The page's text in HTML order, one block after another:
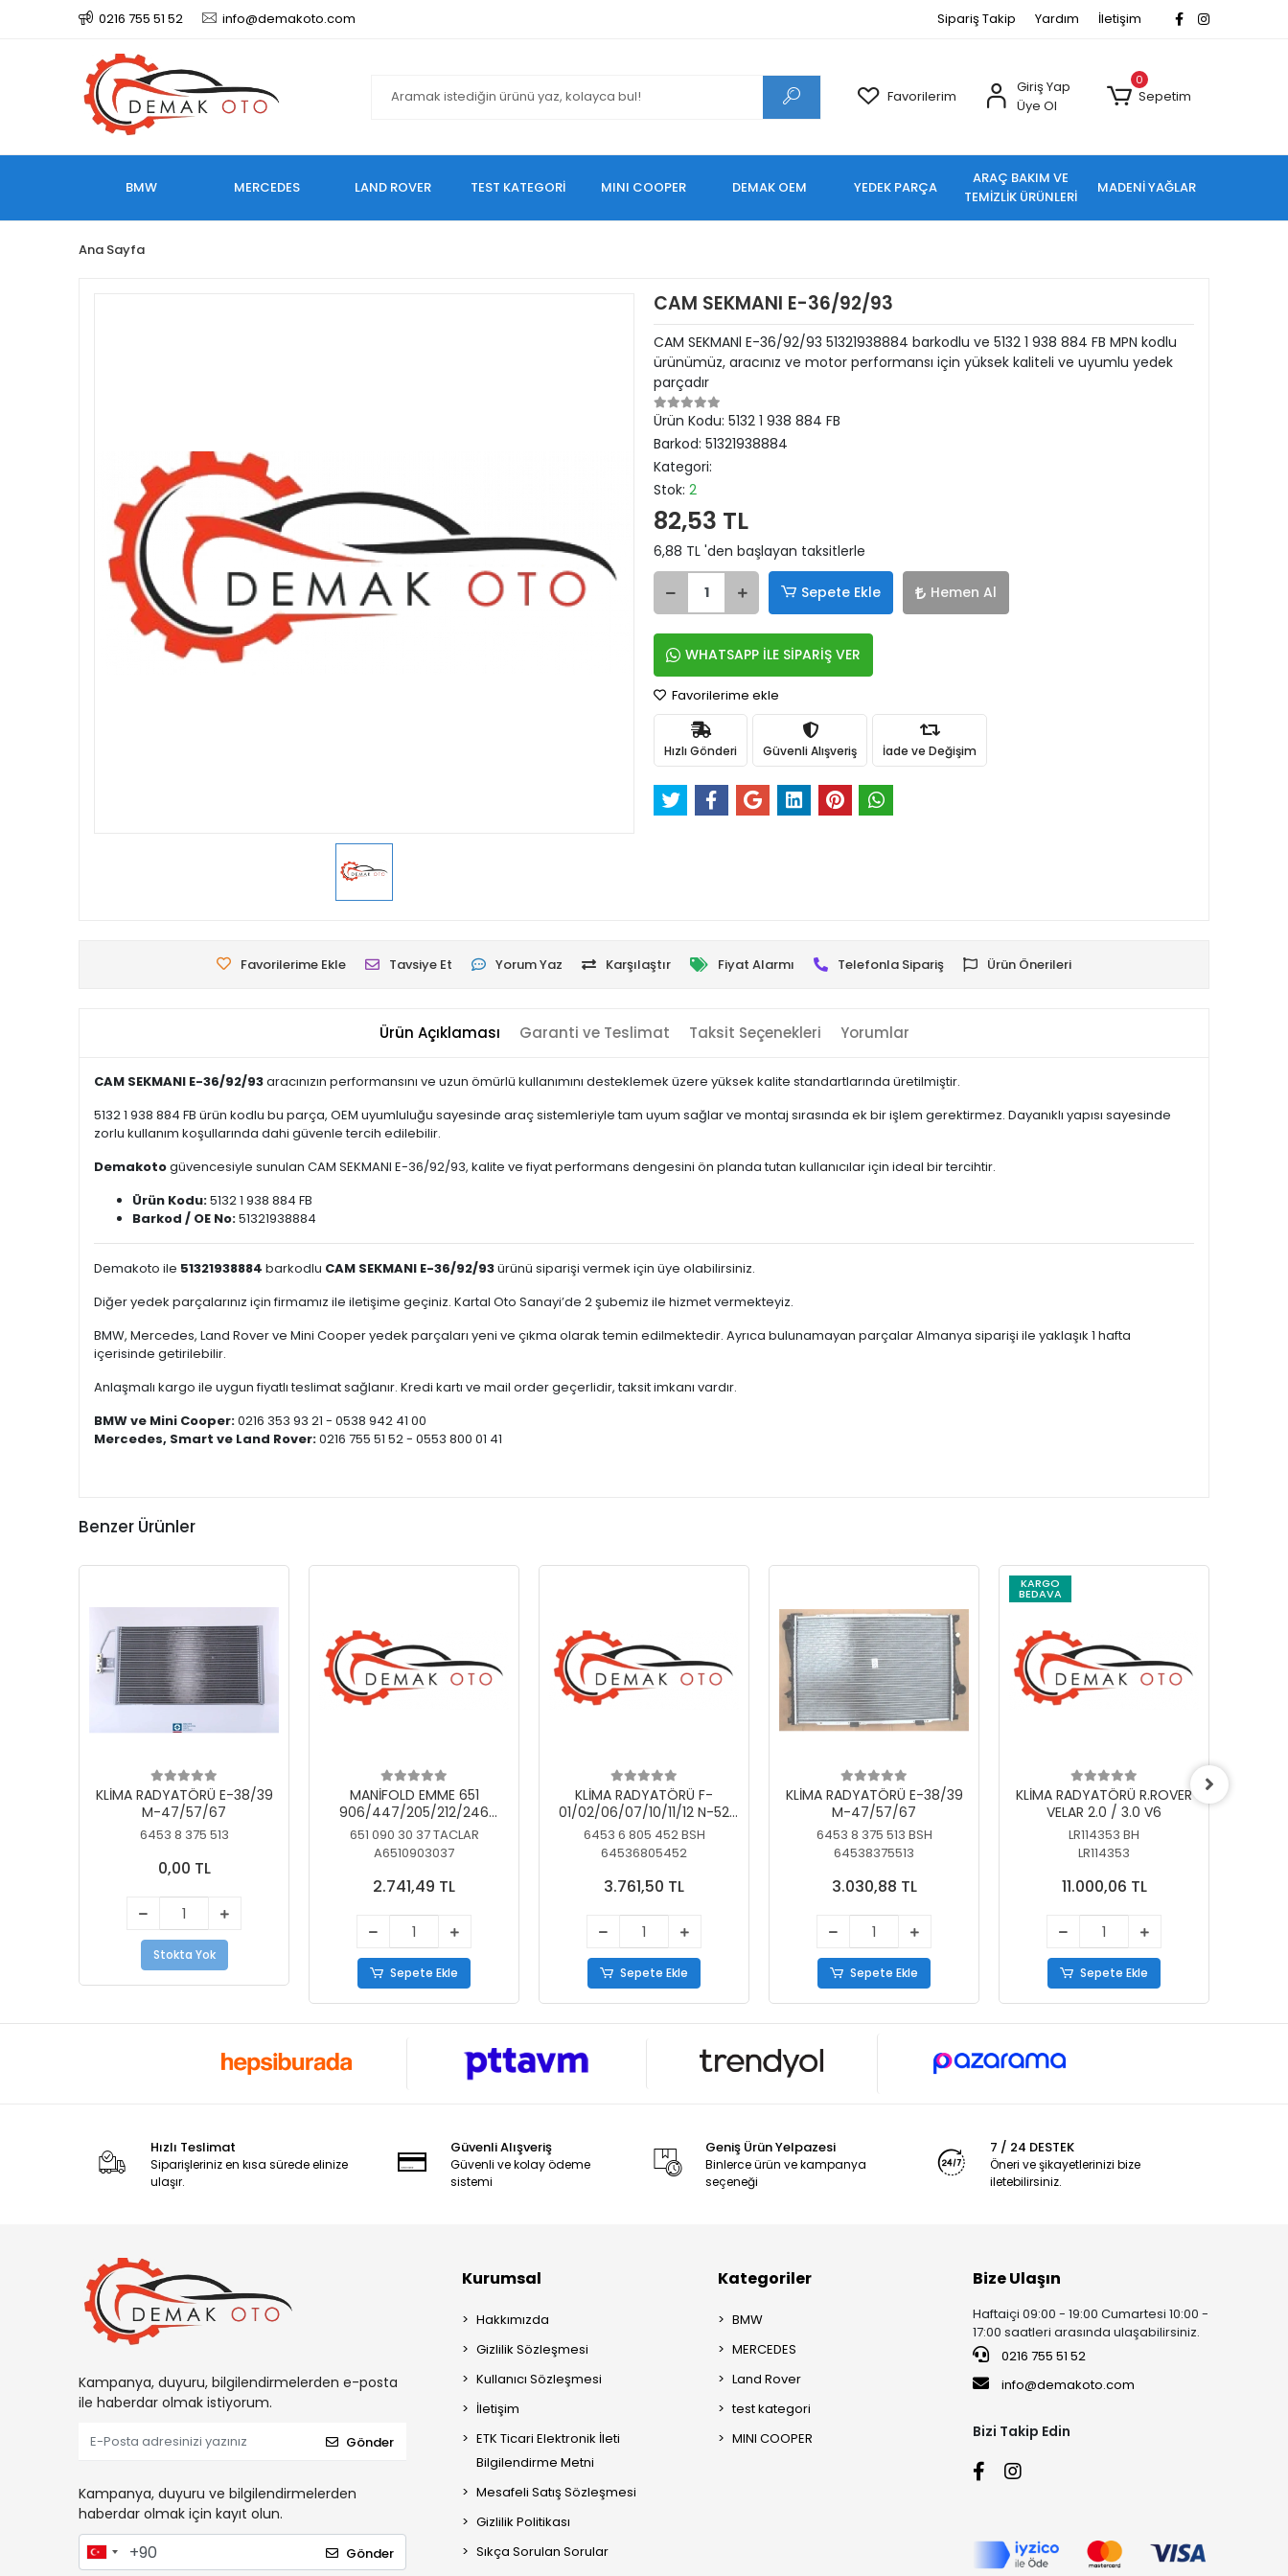
0216 755 51 52 info@demakoto.com Sipariş Takip Yardım İletişim
Favorilerim
Giriş Yap
Üye Ol
0
Sepetim
BMW MERCEDES LAND ROVER TEST KATEGORİ MINI COOPER DEMAK OEM YEDEK PARÇA
ARAÇ BAKIM VE
TEMİZLİK ÜRÜNLERİ
MADENİ YAĞLAR
Ana Sayfa
CAM SEKMANl E-36/92/93
CAM SEKMANl E-36/92/93 51321938884 barkodlu ve 5132 1 938 884 FB MPN kodlu
ürünümüz, aracınız ve motor performansı için yüksek kaliteli ve uyumlu yedek
parçadır
Ürün Kodu: 5132 1 938 884 FB
Barkod: 51321938884
Kategori:
Stok: 2
82,53 TL
6,88 TL 'den başlayan taksitlerle
Sepete Ekle Hemen Al
WHATSAPP İLE SİPARİŞ VER
Favorilerime ekle
Hızlı Gönderi Güvenli Alışveriş İade ve Değişim
Favorilerime Ekle Tavsiye Et Yorum Yaz Karşılaştır Fiyat Alarmı Telefonla Sipariş Ürün Önerileri
Ürün Açıklaması Garanti ve Teslimat Taksit Seçenekleri Yorumlar
CAM SEKMANl E-36/92/93aracınızın performansını ve uzun ömürlü kullanımını desteklemek üzere yüksek kalite standartlarında üretilmiştir.
5132 1 938 884 FB ürün kodlu bu parça, OEM uyumluluğu sayesinde araç sistemleriyle tam uyum sağlar ve montaj sırasında ek bir işlem gerektirmez. Dayanıklı yapısı sayesinde
zorlu kullanım koşullarında dahi güvenle tercih edilebilir.
Demakotogüvencesiyle sunulan CAM SEKMANl E-36/92/93, kalite ve fiyat performans dengesini ön planda tutan kullanıcılar için ideal bir tercihtir.
Ürün Kodu:5132 1 938 884 FB
Barkod / OE No:51321938884
Demakoto ile 51321938884 barkodlu CAM SEKMANl E-36/92/93ürünü siparişi vermek için üye olabilirsiniz.
Diğer yedek parçalarınız için firmamız ile iletişime geçiniz. Kartal Oto Sanayi’de 2 şubemiz ile hizmet vermekteyiz.
BMW, Mercedes, Land Rover ve Mini Cooper yedek parçaları yeni ve çıkma olarak temin edilmektedir. Ayrıca bulunamayan parçalar Almanya siparişi ile yaklaşık 1 hafta
içerisinde getirilebilir.
Anlaşmalı kargo ile uygun fiyatlı teslimat sağlanır. Kredi kartı ve mail order geçerlidir, taksit imkanı vardır.
BMW ve Mini Cooper:0216 353 93 21 - 0538 942 41 00
Mercedes, Smart ve Land Rover:0216 755 51 52 - 0553 800 01 41
Benzer Ürünler
KLİMA RADYATÖRÜ E-38/39
M-47/57/67
6453 8 375 513
0,00 TL
Stokta Yok
MANİFOLD EMME 651
906/447/205/212/246
KELEBEKSİZ
651 090 30 37 TACLAR
A6510903037
2.741,49 TL
Sepete Ekle
KLİMA RADYATÖRÜ F-
01/02/06/07/10/11/12 N-52
N/N-53/57/63
6453 6 805 452 BSH
64536805452
3.761,50 TL
Sepete Ekle
KLİMA RADYATÖRÜ E-38/39
M-47/57/67
6453 8 375 513 BSH
64538375513
3.030,88 TL
Sepete Ekle
KARGO
BEDAVA
KLİMA RADYATÖRÜ R.ROVER
VELAR 2.0 / 3.0 V6
LR114353 BH
LR114353
11.000,06 TL
Sepete Ekle
Hızlı Teslimat
Siparişleriniz en kısa sürede elinize
ulaşır.
Güvenli Alışveriş
Güvenli ve kolay ödeme
sistemi
Geniş Ürün Yelpazesi
Binlerce ürün ve kampanya
seçeneği
7 / 24 DESTEK
Öneri ve şikayetlerinizi bize
iletebilirsiniz.
Kampanya, duyuru, bilgilendirmelerden e-posta
ile haberdar olmak istiyorum.
Gönder
Kampanya, duyuru ve bilgilendirmelerden
haberdar olmak için kayıt olun.
Gönder
Kurumsal
Hakkımızda
Gizlilik Sözleşmesi
Kullanıcı Sözleşmesi
İletişim
ETK Ticari Elektronik İleti
Bilgilendirme Metni
Mesafeli Satış Sözleşmesi
Gizlilik Politikası
Sıkça Sorulan Sorular
Kategoriler
BMW
MERCEDES
Land Rover
test kategori
MINI COOPER
Bize Ulaşın
Haftaiçi 09:00 - 19:00 Cumartesi 10:00 -
17:00 saatleri arasında ulaşabilirsiniz.
0216 755 51 52
info@demakoto.com
Bizi Takip Edin